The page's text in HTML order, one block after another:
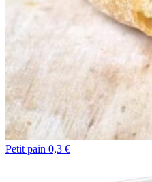
Petit pain 0,3 €